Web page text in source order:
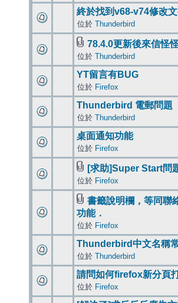
終於找到v68-v74修改
位於 Thunderbird
78.4.0更新後來信怪
位於 Thunderbird
YT留言有BUG
位於 Firefox
Thunderbird 電郵問題
位於 Thunderbird
桌面通知功能
位於 Firefox
[求助]Super Start問
位於 Firefox
書籤說明欄，等同聯
功能．
位於 Firefox
Thunderbird中文名稱
位於 Thunderbird
請問如何firefox新分頁
位於 Firefox